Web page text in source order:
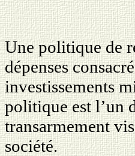
Une politique de
dépenses
investissements
politique est l’un
transarmement
société.